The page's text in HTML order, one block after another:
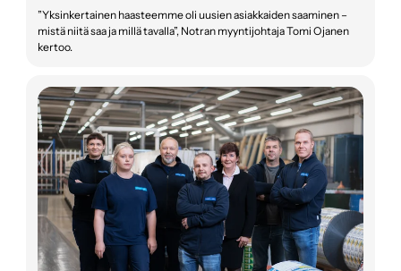
”Yksinkertainen haasteemme oli uusien asiakkaiden saaminen –
mistä niitä saa ja millä tavalla”, Notran myyntijohtaja Tomi Ojanen
kertoo.